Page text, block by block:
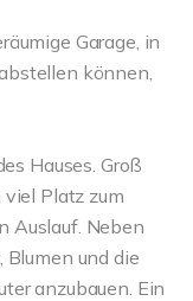
Garage, in
können,
Hauses. Groß
Platz zum
Auslauf. Neben
und die
anzubauen. Ein